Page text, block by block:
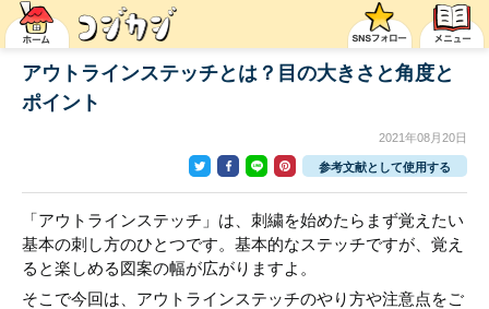
アウトラインステッチとは？目の大きさと角度と
ポイント
2021年08月20日
参考文献として使用する
「アウトラインステッチ」は、刺繍を始めたらまず覚えたい
基本の刺し方のひとつです。基本的なステッチですが、覚え
ると楽しめる図案の幅が広がりますよ。
そこで今回は、アウトラインステッチのやり方や注意点をご